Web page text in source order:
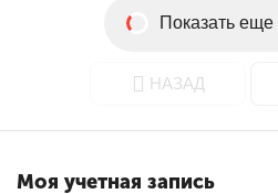
Показать еще
НАЗАД
Моя учетная запись